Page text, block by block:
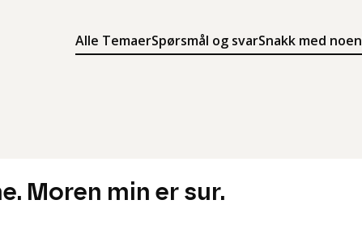
Alle TemaerSpørsmål og svarSnakk med noen
Søk
Meny
Moren min er sur.